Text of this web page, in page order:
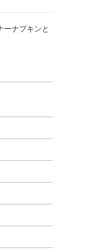
ーナプキンと